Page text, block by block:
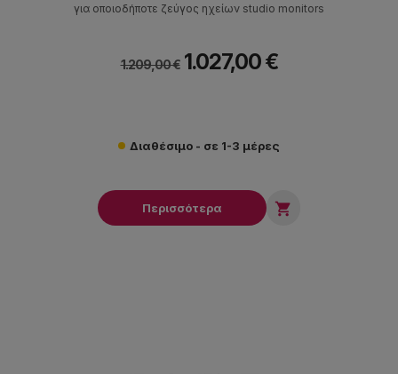
για οποιοδήποτε ζεύγος ηχείων studio monitors
1.209,00 € 1.027,00 €
Διαθέσιμο - σε 1-3 μέρες
Περισσότερα 